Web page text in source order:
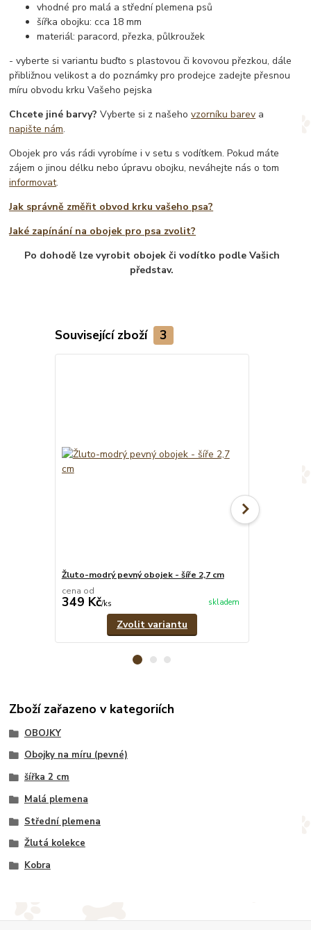
vhodné pro malá a střední plemena psů
šířka obojku: cca 18 mm
materiál: paracord, přezka, půlkroužek
- vyberte si variantu buďto s plastovou či kovovou přezkou, dále
přibližnou velikost a do poznámky pro prodejce zadejte přesnou
míru obvodu krku Vašeho pejska
Chcete jiné barvy? Vyberte si z našehovzorníku barev a
napište nám.
Obojek pro vás rádi vyrobíme i v setu s vodítkem. Pokud máte
zájem o jinou délku nebo úpravu obojku, neváhejte nás o tom
informovat.
Jak správně změřit obvod krku vašeho psa?
Jaké zapínání na obojek pro psa zvolit?
Po dohodě lze vyrobit obojek či vodítko podle Vašich
představ.
Související zboží 3
Žluto-modrý pevný obojek - šíře 2,7 cm
cena od
349 Kč/ks skladem
Zvolit variantu
Zboží zařazeno v kategoriích
OBOJKY
Obojky na míru (pevné)
šířka 2 cm
Malá plemena
Střední plemena
Žlutá kolekce
Kobra